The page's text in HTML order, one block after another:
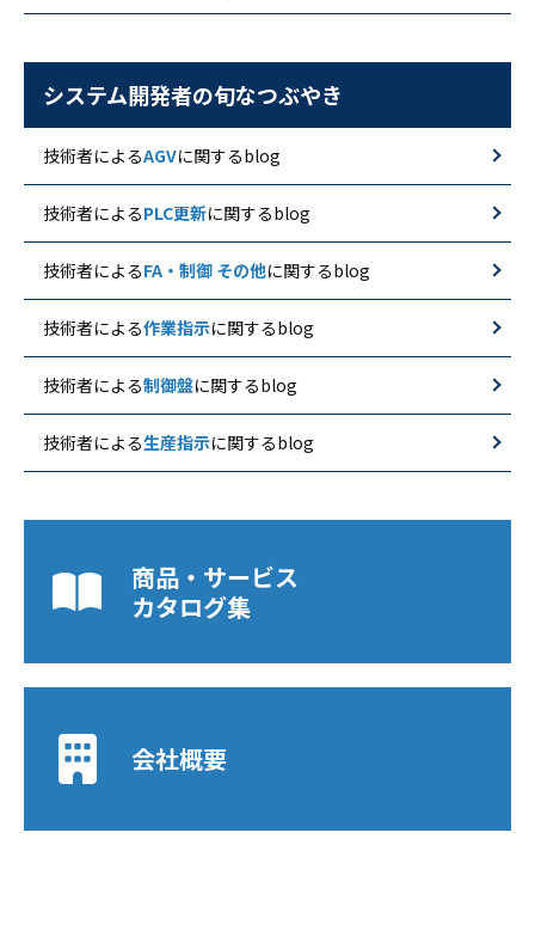
システム開発者の旬なつぶやき
技術者によるAGVに関するblog
技術者によるPLC更新に関するblog
技術者によるFA・制御 その他に関するblog
技術者による作業指示に関するblog
技術者による制御盤に関するblog
技術者による生産指示に関するblog
商品・サービス
カタログ集
会社概要